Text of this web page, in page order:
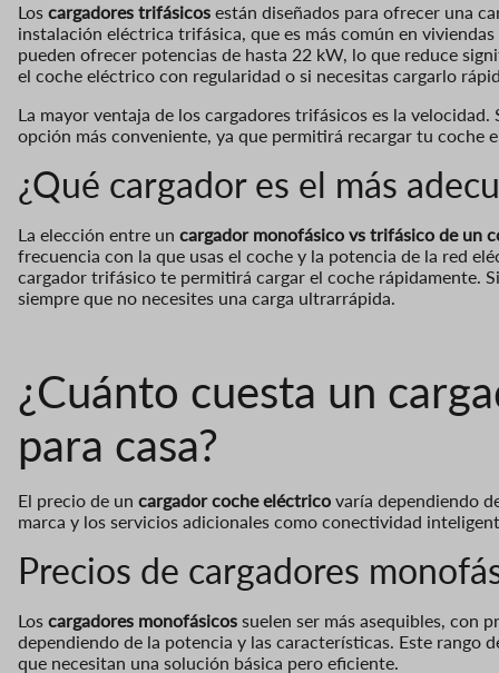
Los cargadores trifásicos están diseñados para ofrecer una
instalación eléctrica trifásica, que es más común en
pueden ofrecer potencias de hasta 22 kW, lo que reduce
el coche eléctrico con regularidad o si necesitas cargarlo
La mayor ventaja de los cargadores trifásicos es la
opción más conveniente, ya que permitirá recargar tu coche
¿Qué cargador es el más
La elección entre un cargador monofásico vs trifásico de un
frecuencia con la que usas el coche y la potencia de la red
cargador trifásico te permitirá cargar el coche rápidamente.
siempre que no necesites una carga ultrarrápida.
¿Cuánto cuesta un
para casa?
El precio de un cargador coche eléctrico varía dependiendo
marca y los servicios adicionales como conectividad
Precios de cargadores
Los cargadores monofásicos suelen ser más asequibles, con
dependiendo de la potencia y las características. Este rango
que necesitan una solución básica pero eficiente.